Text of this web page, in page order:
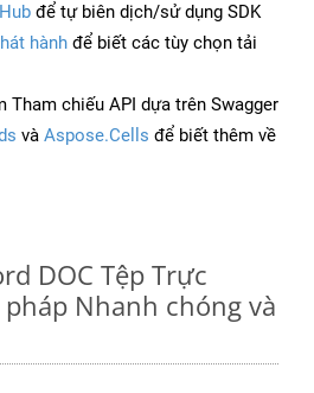
để tự biên dịch/sử dụng SDK
hành để biết các tùy chọn tải
Tham chiếu API dựa trên Swagger
và Aspose.Cells để biết thêm về
DOC Tệp Trực
Nhanh chóng và